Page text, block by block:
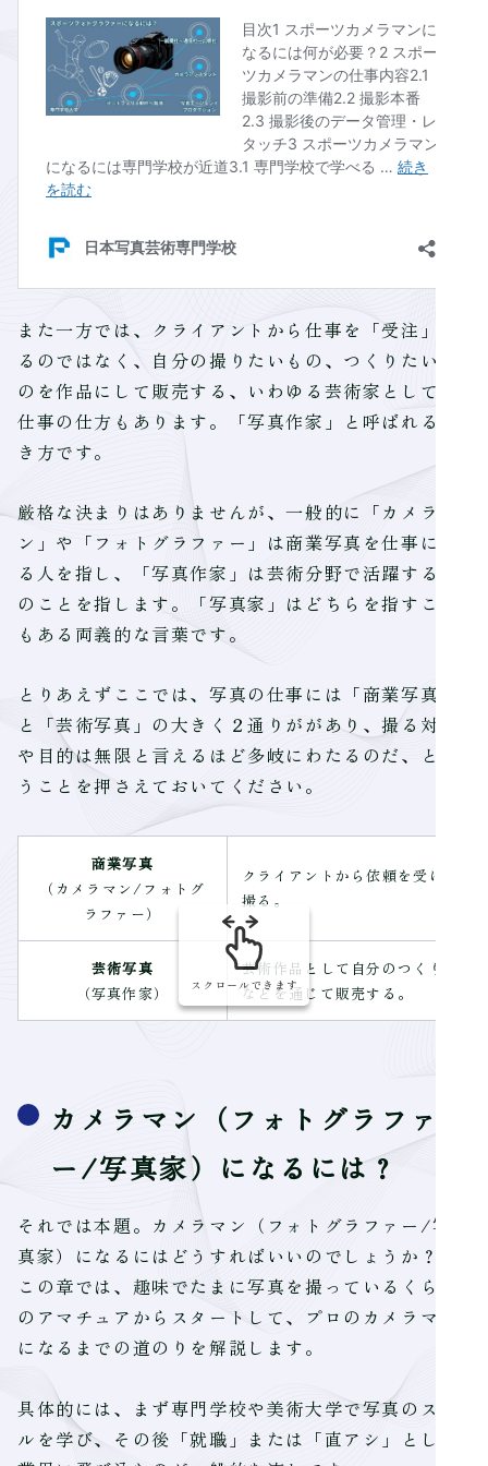
また一方では、クライアントから仕事を「受注」す
るのではなく、自分の撮りたいもの、つくりたいも
のを作品にして販売する、いわゆる芸術家としての
仕事の仕方もあります。「写真作家」と呼ばれる生
き方です。
厳格な決まりはありませんが、一般的に「カメラマ
ン」や「フォトグラファー」は商業写真を仕事にす
る人を指し、「写真作家」は芸術分野で活躍する人
のことを指します。「写真家」はどちらを指すこと
もある両義的な言葉です。
とりあえずここでは、写真の仕事には「商業写真」
と「芸術写真」の大きく２通りががあり、撮る対象
や目的は無限と言えるほど多岐にわたるのだ、とい
うことを押さえておいてください。
商業写真
（カメラマン/フォトグ
ラファー）
クライアントから依頼を受けて、
撮る。
芸術写真
（写真作家）
芸術作品として自分のつくりたい
などを通じて販売する。
スクロールできます
カメラマン（フォトグラファ
ー/写真家）になるには？
それでは本題。カメラマン（フォトグラファー/写
真家）になるにはどうすればいいのでしょうか？
この章では、趣味でたまに写真を撮っているくらい
のアマチュアからスタートして、プロのカメラマン
になるまでの道のりを解説します。
具体的には、まず専門学校や美術大学で写真のスキ
ルを学び、その後「就職」または「直アシ」として